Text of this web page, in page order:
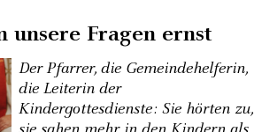
unsere Fragen ernst
Der Pfarrer, die Gemeindehelferin,
die Leiterin der
Kindergottesdienste: Sie hörten zu,